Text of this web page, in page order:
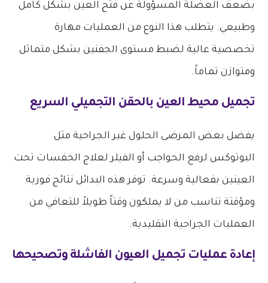
بضعف العضلة المسؤولة عن فتح العين بشكل كامل
وطبيعي. يتطلب هذا النوع من العمليات مهارة
تخصصية عالية لضبط مستوى الجفنين بشكل متماثل
ومتوازن تماماً.
تجميل محيط العين بالحقن التجميلي السريع
يفضل بعض المرضى الحلول غير الجراحية مثل
البوتوكس لرفع الحواجب أو الفيلر لعلاج الخفسات تحت
العينين بفعالية وسرعة. توفر هذه البدائل نتائج فورية
ومؤقتة تناسب من لا يملكون وقتاً طويلاً للتعافي من
العمليات الجراحية التقليدية.
إعادة عمليات تجميل العيون الفاشلة وتصحيحها